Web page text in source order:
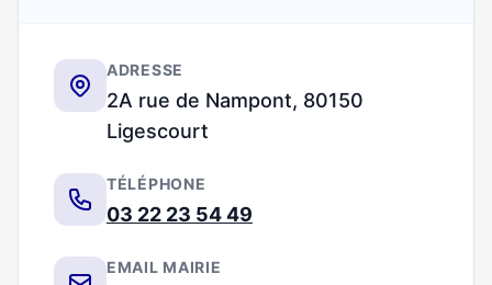
ADRESSE
2A rue de Nampont, 80150
Ligescourt
TÉLÉPHONE
03 22 23 54 49
EMAIL MAIRIE